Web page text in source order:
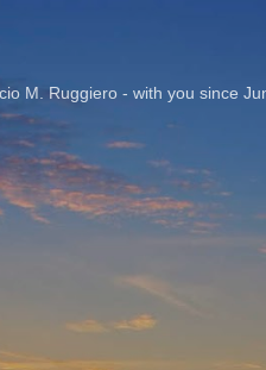
M. Ruggiero - with you since